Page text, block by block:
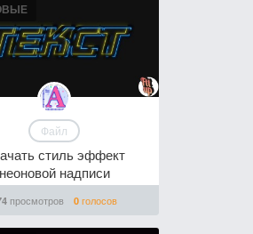
Файл
стиль эффект
неоновой надписи
просмотров 0 голосов